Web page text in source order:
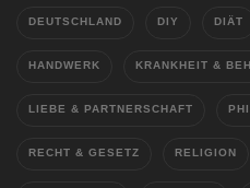
DEUTSCHLAND DIY DIÄT
HANDWERK KRANKHEIT &
LIEBE & PARTNERSCHAFT
RECHT & GESETZ RELIGION